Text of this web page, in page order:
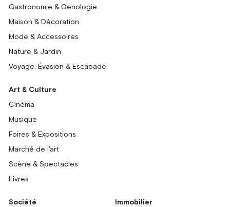
Gastronomie & Oenologie
Maison & Décoration
Mode & Accessoires
Nature & Jardin
Voyage, Évasion & Escapade
Art & Culture
Cinéma
Musique
Foires & Expositions
Marché de l'art
Scène & Spectacles
Livres
Société Immobilier